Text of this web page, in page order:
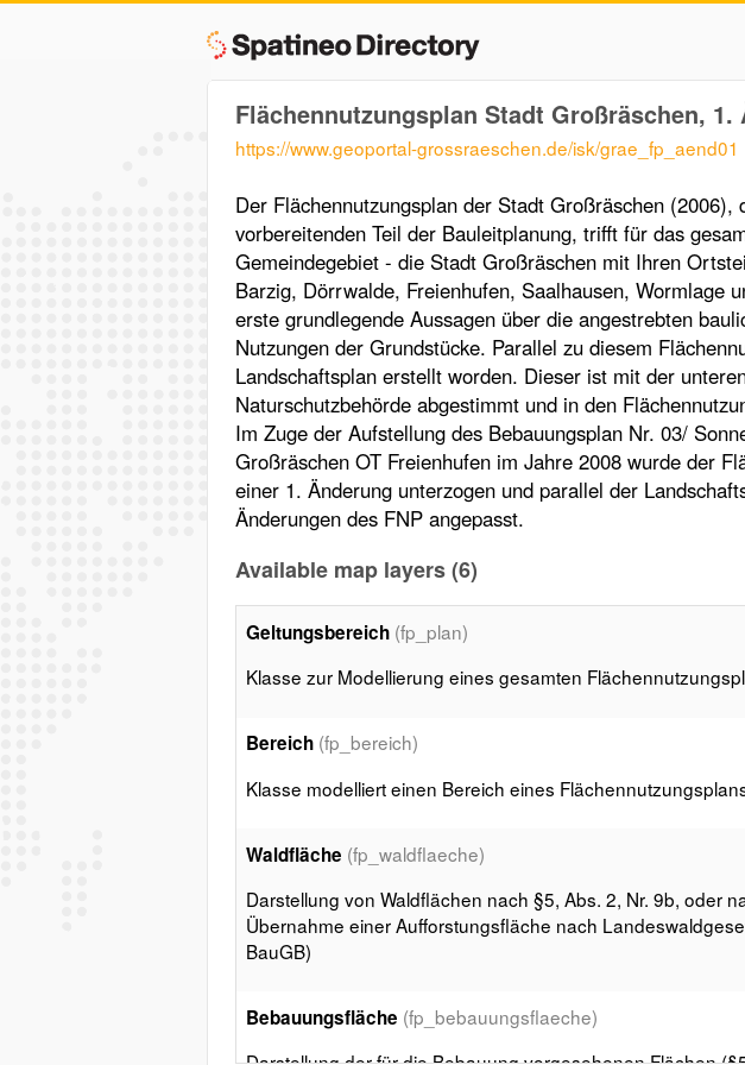
Flächennutzungsplan Stadt Großräschen, 1.
https://www.geoportal-grossraeschen.de/isk/grae_fp_aend01
Der Flächennutzungsplan der Stadt Großräschen (2006),
vorbereitenden Teil der Bauleitplanung, trifft für das
Gemeindegebiet - die Stadt Großräschen mit Ihren
Barzig, Dörrwalde, Freienhufen, Saalhausen, Wormlage
erste grundlegende Aussagen über die angestrebten
Nutzungen der Grundstücke. Parallel zu diesem
Landschaftsplan erstellt worden. Dieser ist mit der
Naturschutzbehörde abgestimmt und in den
Im Zuge der Aufstellung des Bebauungsplan Nr. 03/
Großräschen OT Freienhufen im Jahre 2008 wurde der
einer 1. Änderung unterzogen und parallel der
Änderungen des FNP angepasst.
Available map layers (6)
Geltungsbereich (fp_plan)
Klasse zur Modellierung eines gesamten
Bereich (fp_bereich)
Klasse modelliert einen Bereich eines
Waldfläche (fp_waldflaeche)
Darstellung von Waldflächen nach §5, Abs. 2, Nr. 9b, oder
Übernahme einer Aufforstungsfläche nach
BauGB)
Bebauungsfläche (fp_bebauungsflaeche)